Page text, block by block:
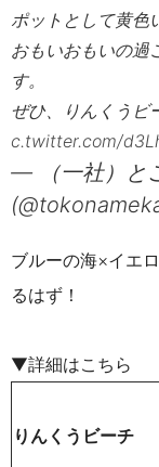
ポットとして黄色
おもいおもいの過
す。
ぜひ、りんくうビ
c.twitter.com/
— （一社）と
ブルーの海×イエ
るはず！
▼詳細はこちら
りんくうビーチ